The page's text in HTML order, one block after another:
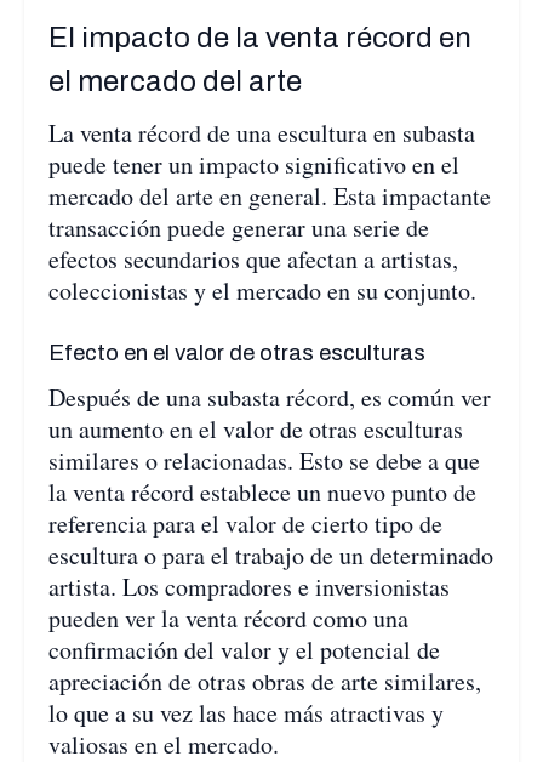
El impacto de la venta récord en
el mercado del arte
La venta récord de una escultura en subasta
puede tener un impacto significativo en el
mercado del arte en general. Esta impactante
transacción puede generar una serie de
efectos secundarios que afectan a artistas,
coleccionistas y el mercado en su conjunto.
Efecto en el valor de otras esculturas
Después de una subasta récord, es común ver
un aumento en el valor de otras esculturas
similares o relacionadas. Esto se debe a que
la venta récord establece un nuevo punto de
referencia para el valor de cierto tipo de
escultura o para el trabajo de un determinado
artista. Los compradores e inversionistas
pueden ver la venta récord como una
confirmación del valor y el potencial de
apreciación de otras obras de arte similares,
lo que a su vez las hace más atractivas y
valiosas en el mercado.